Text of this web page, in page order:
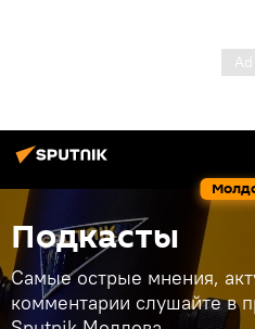
Подкасты
Самые острые мнения,
комментарии слушайте в